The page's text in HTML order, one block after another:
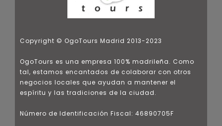
Copyright © OgoTours Madrid 2013-2023
OgoTours es una empresa 100% madrileña. Como
tal, estamos encantados de colaborar con otros
negocios locales que ayudan a mantener el
espíritu y las tradiciones de la ciudad.
Número de Identificación Fiscal: 46890705F